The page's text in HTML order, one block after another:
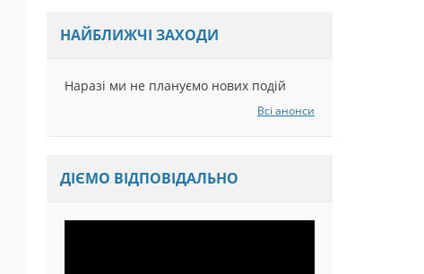
НАЙБЛИЖЧІ ЗАХОДИ
Наразі ми не плануємо нових подій
Всі анонси
ДІЄМО ВІДПОВІДАЛЬНО